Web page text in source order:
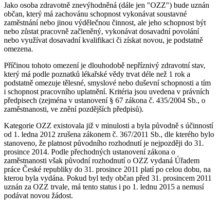
Jako osoba zdravotně znevýhodněná (dále jen "OZZ") bude uznán
občan, který má zachovánu schopnost vykonávat soustavné
zaměstnání nebo jinou výdělečnou činnost, ale jeho schopnost být
nebo zůstat pracovně začleněný, vykonávat dosavadní povolání
nebo využívat dosavadní kvalifikaci či získat novou, je podstatně
omezena.
Příčinou tohoto omezení je dlouhodobě nepříznivý zdravotní stav,
který má podle poznatků lékařské vědy trvat déle než 1 rok a
podstatně omezuje tělesné, smyslové nebo duševní schopnosti a tím
i schopnost pracovního uplatnění. Kritéria jsou uvedena v právních
předpisech (zejména v ustanovení § 67 zákona č. 435/2004 Sb., o
zaměstnanosti, ve znění pozdějších předpisů).
Kategorie OZZ existovala již v minulosti a byla původně s účinností
od 1. ledna 2012 zrušena zákonem č. 367/2011 Sb., dle kterého bylo
stanoveno, že platnost původního rozhodnutí je nejpozději do 31.
prosince 2014. Podle přechodných ustanovení zákona o
zaměstnanosti však původní rozhodnutí o OZZ vydaná Úřadem
práce České republiky do 31. prosince 2011 platí po celou dobu, na
kterou byla vydána. Pokud byl tedy občan před 31. prosincem 2011
uznán za OZZ trvale, má tento status i po 1. lednu 2015 a nemusí
podávat novou žádost.